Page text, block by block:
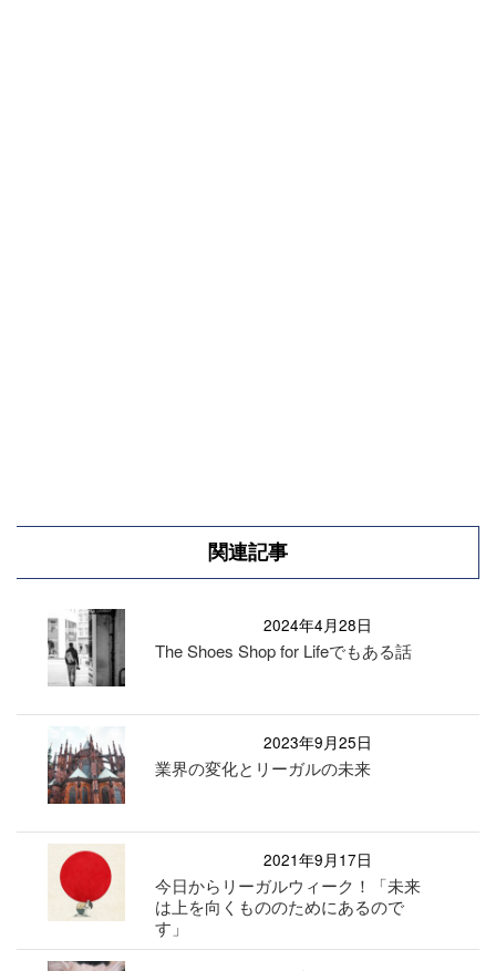
関連記事
2024年4月28日
The Shoes Shop for Lifeでもある話
2023年9月25日
業界の変化とリーガルの未来
2021年9月17日
今日からリーガルウィーク！「未来
は上を向くもののためにあるので
す」